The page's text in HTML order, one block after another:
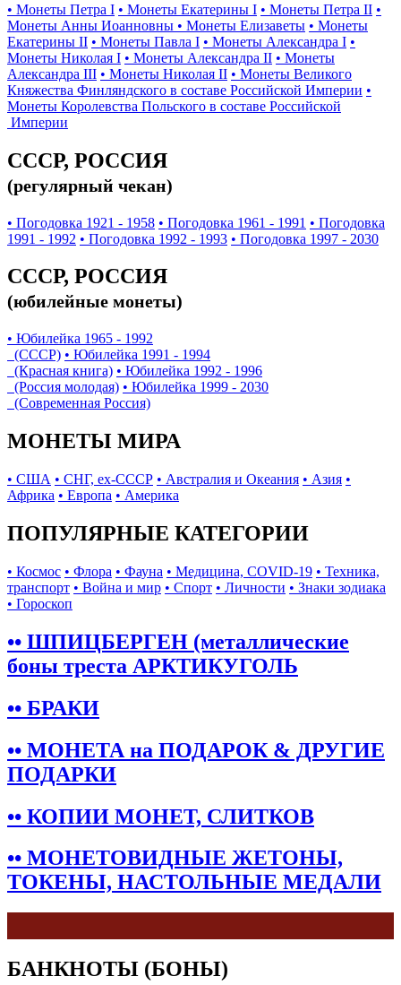
• Монеты Петра I • Монеты Екатерины I • Монеты Петра II •
Монеты Анны Иоанновны • Монеты Елизаветы • Монеты
Екатерины II • Монеты Павла I • Монеты Александра I •
Монеты Николая I • Монеты Александра II • Монеты
Александра III • Монеты Николая II • Монеты Великого
Княжества Финляндского в составе Российской Империи •
Монеты Королевства Польского в составе Российской
Империи
СССР, РОССИЯ
(регулярный чекан)
• Погодовка 1921 - 1958 • Погодовка 1961 - 1991 • Погодовка
1991 - 1992 • Погодовка 1992 - 1993 • Погодовка 1997 - 2030
СССР, РОССИЯ
(юбилейные монеты)
• Юбилейка 1965 - 1992
(СССР) • Юбилейка 1991 - 1994
(Красная книга) • Юбилейка 1992 - 1996
(Россия молодая) • Юбилейка 1999 - 2030
(Современная Россия)
МОНЕТЫ МИРА
• США • СНГ, ex-СССР • Австралия и Океания • Азия •
Африка • Европа • Америка
ПОПУЛЯРНЫЕ КАТЕГОРИИ
• Космос • Флора • Фауна • Медицина, COVID-19 • Техника,
транспорт • Война и мир • Спорт • Личности • Знаки зодиака
• Гороскоп
•• ШПИЦБЕРГЕН (металлические
боны треста АРКТИКУГОЛЬ
•• БРАКИ
•• МОНЕТА на ПОДАРОК & ДРУГИЕ
ПОДАРКИ
•• КОПИИ МОНЕТ, СЛИТКОВ
•• МОНЕТОВИДНЫЕ ЖЕТОНЫ,
ТОКЕНЫ, НАСТОЛЬНЫЕ МЕДАЛИ
БАНКНОТЫ (БОНЫ)